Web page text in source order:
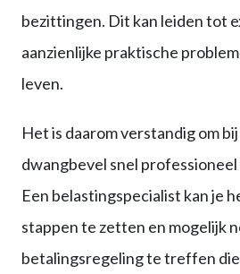
bezittingen. Dit kan leiden tot
aanzienlijke praktische
leven.
Het is daarom verstandig om
dwangbevel snel
Een belastingspecialist kan je
stappen te zetten en mogelijk
betalingsregeling te treffen